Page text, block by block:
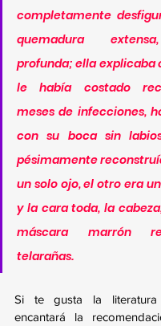
completamente
quemadura
profunda; ella
le había costado
meses de infecciones,
con su boca sin
pésimamente
un solo ojo, el otro era
y la cara toda, la
máscara marrón
telarañas.
Si te gusta la
encantará la